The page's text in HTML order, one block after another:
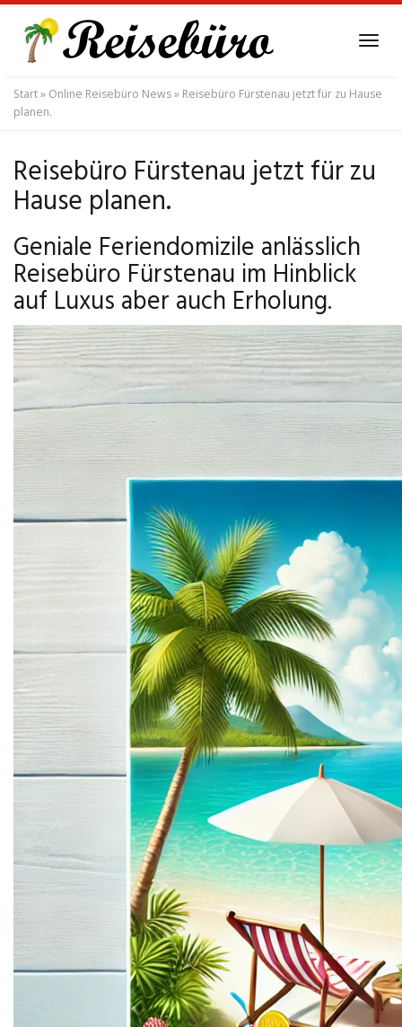
main
content
Start» Online Reisebüro News» Reisebüro Fürstenau jetzt für zu Hause
planen.
Reisebüro Fürstenau jetzt für zu
Hause planen.
Geniale Feriendomizile anlässlich
Reisebüro Fürstenau im Hinblick
auf Luxus aber auch Erholung.